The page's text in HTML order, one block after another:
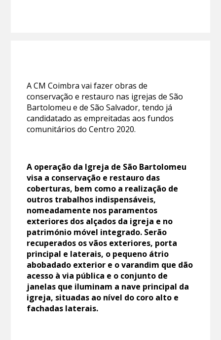
A CM Coimbra vai fazer obras de
conservação e restauro nas igrejas de São
Bartolomeu e de São Salvador, tendo já
candidatado as empreitadas aos fundos
comunitários do Centro 2020.
A operação da Igreja de São Bartolomeu
visa a conservação e restauro das
coberturas, bem como a realização de
outros trabalhos indispensáveis,
nomeadamente nos paramentos
exteriores dos alçados da igreja e no
património móvel integrado. Serão
recuperados os vãos exteriores, porta
principal e laterais, o pequeno átrio
abobadado exterior e o varandim que dão
acesso à via pública e o conjunto de
janelas que iluminam a nave principal da
igreja, situadas ao nível do coro alto e
fachadas laterais.